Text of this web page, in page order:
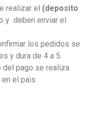
realizar el (deposito
y deben enviar el
los pedidos se
y dura de 4 a 5
del pago se realiza
el pais